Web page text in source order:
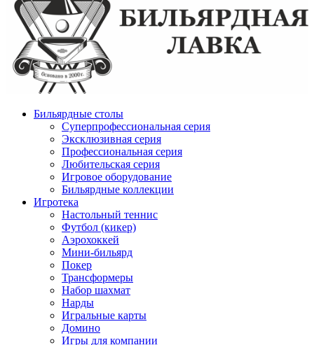
Бильярдные столы
Суперпрофессиональная серия
Эксклюзивная серия
Профессиональная серия
Любительская серия
Игровое оборудование
Бильярдные коллекции
Игротека
Настольный теннис
Футбол (кикер)
Аэрохоккей
Мини-бильярд
Покер
Трансформеры
Набор шахмат
Нарды
Игральные карты
Домино
Игры для компании